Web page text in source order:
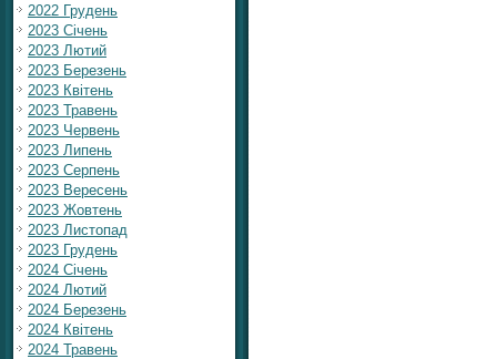
2022 Грудень
2023 Січень
2023 Лютий
2023 Березень
2023 Квітень
2023 Травень
2023 Червень
2023 Липень
2023 Серпень
2023 Вересень
2023 Жовтень
2023 Листопад
2023 Грудень
2024 Січень
2024 Лютий
2024 Березень
2024 Квітень
2024 Травень